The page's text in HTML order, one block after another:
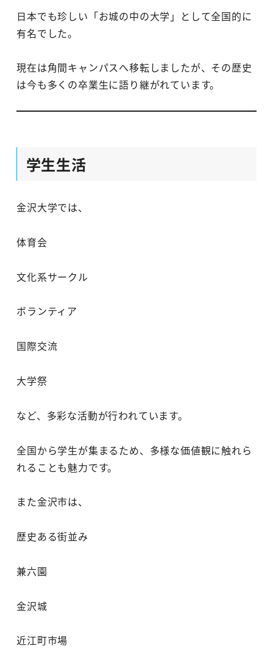
日本でも珍しい「お城の中の大学」として全国的に
有名でした。
現在は角間キャンパスへ移転しましたが、その歴史
は今も多くの卒業生に語り継がれています。
学生生活
金沢大学では、
体育会
文化系サークル
ボランティア
国際交流
大学祭
など、多彩な活動が行われています。
全国から学生が集まるため、多様な価値観に触れら
れることも魅力です。
また金沢市は、
歴史ある街並み
兼六園
金沢城
近江町市場